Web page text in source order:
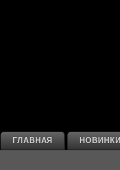
НОВИНКИ
ГЛАВНАЯ